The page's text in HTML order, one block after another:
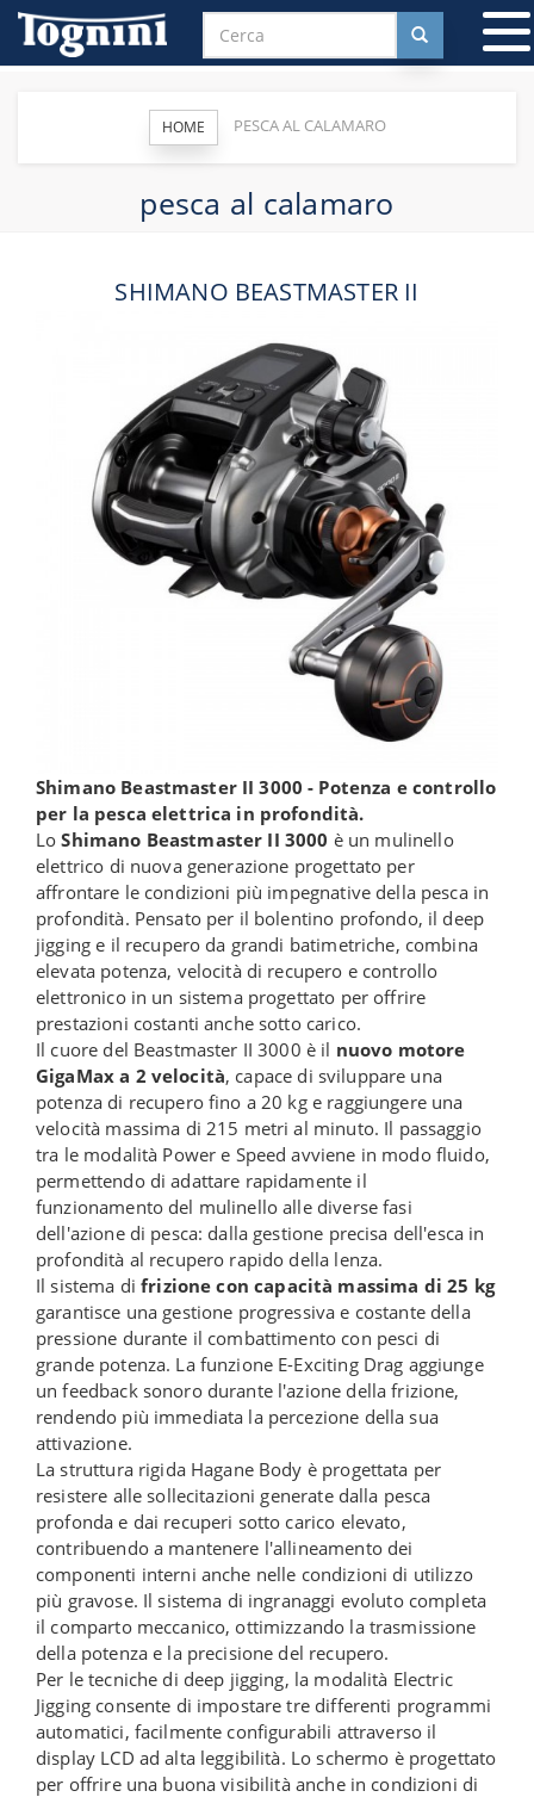
HOME PESCA AL CALAMARO
pesca al calamaro
SHIMANO BEASTMASTER II
Shimano Beastmaster II 3000 - Potenza e controllo
per la pesca elettrica in profondità.
LoShimano Beastmaster II 3000 è un mulinello
elettrico di nuova generazione progettato per
affrontare le condizioni più impegnative della pesca in
profondità. Pensato per il bolentino profondo, il deep
jigging e il recupero da grandi batimetriche, combina
elevata potenza, velocità di recupero e controllo
elettronico in un sistema progettato per offrire
prestazioni costanti anche sotto carico.
Il cuore del Beastmaster II 3000 è il nuovo motore
GigaMax a 2 velocità, capace di sviluppare una
potenza di recupero fino a 20 kg e raggiungere una
velocità massima di 215 metri al minuto. Il passaggio
tra le modalità Power e Speed avviene in modo fluido,
permettendo di adattare rapidamente il
funzionamento del mulinello alle diverse fasi
dell'azione di pesca: dalla gestione precisa dell'esca in
profondità al recupero rapido della lenza.
Il sistema difrizione con capacità massima di 25 kg
garantisce una gestione progressiva e costante della
pressione durante il combattimento con pesci di
grande potenza. La funzione E-Exciting Drag aggiunge
un feedback sonoro durante l'azione della frizione,
rendendo più immediata la percezione della sua
attivazione.
La struttura rigida Hagane Body è progettata per
resistere alle sollecitazioni generate dalla pesca
profonda e dai recuperi sotto carico elevato,
contribuendo a mantenere l'allineamento dei
componenti interni anche nelle condizioni di utilizzo
più gravose. Il sistema di ingranaggi evoluto completa
il comparto meccanico, ottimizzando la trasmissione
della potenza e la precisione del recupero.
Per le tecniche di deep jigging, la modalità Electric
Jigging consente di impostare tre differenti programmi
automatici, facilmente configurabili attraverso il
display LCD ad alta leggibilità. Lo schermo è progettato
per offrire una buona visibilità anche in condizioni di